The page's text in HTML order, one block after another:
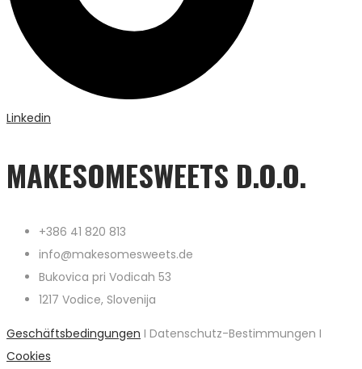
Linkedin
MAKESOMESWEETS D.O.O.
+386 41 820 813
info@makesomesweets.de
Bukovica pri Vodicah 53
1217 Vodice, Slovenija
Geschäftsbedingungen I Datenschutz-Bestimmungen I
Cookies